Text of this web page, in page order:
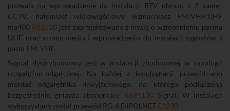
pozwala na wprowadzenie do instalacji RTV obrazu z 2 kamer
CCTV, natomiast wielowejściowy wzmacniacz FM/VHF/UHF
ma400 R82520 jest zaprojektowany z myślą o wzmocnieniu pasma
UHF oraz wzmocnieniu i wprowadzeniu do instalacji sygnałów z
pasm FM, VHF.
Sygnał dystrybuowany jest w instalacji zbudowanej w topologii
rozgałęźno-odgałęźnej. Na każdej z kondygnacji przewidziano
montaż odgałęźnika 4-wyjściowego, do którego podłączono
bezpośrednio gniazda abonenckie R694130Signal. W instalacji
wykorzystany został przewód RG-6 DIPOLNET E1230.